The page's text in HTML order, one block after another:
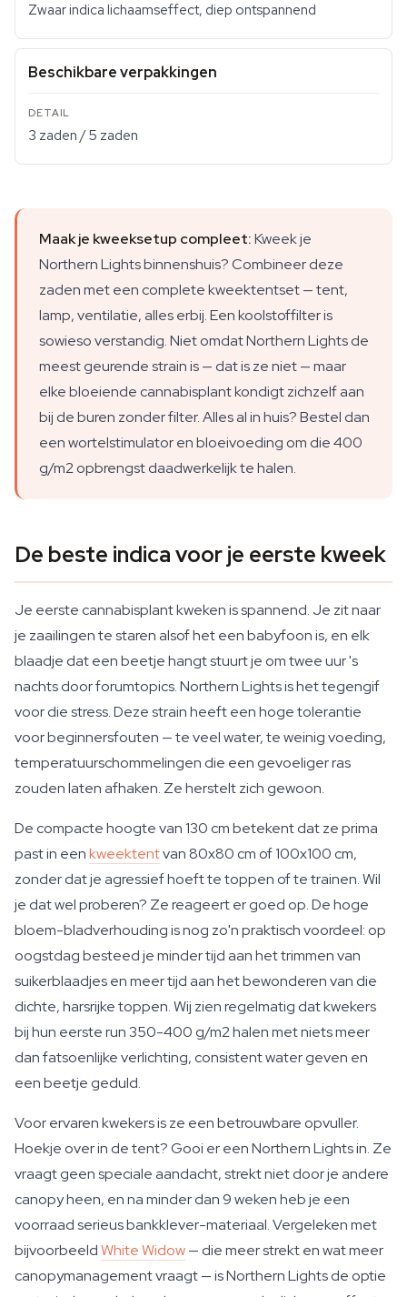
Zwaar indica lichaamseffect, diep ontspannend
Beschikbare verpakkingen
3 zaden / 5 zaden
Maak je kweeksetup compleet:Kweek je
Northern Lights binnenshuis? Combineer deze
zaden met een complete kweektentset — tent,
lamp, ventilatie, alles erbij. Een koolstoffilter is
sowieso verstandig. Niet omdat Northern Lights de
meest geurende strain is — dat is ze niet — maar
elke bloeiende cannabisplant kondigt zichzelf aan
bij de buren zonder filter. Alles al in huis? Bestel dan
een wortelstimulator en bloeivoeding om die 400
g/m2 opbrengst daadwerkelijk te halen.
De beste indica voor je eerste kweek
Je eerste cannabisplant kweken is spannend. Je zit naar
je zaailingen te staren alsof het een babyfoon is, en elk
blaadje dat een beetje hangt stuurt je om twee uur 's
nachts door forumtopics. Northern Lights is het tegengif
voor die stress. Deze strain heeft een hoge tolerantie
voor beginnersfouten — te veel water, te weinig voeding,
temperatuurschommelingen die een gevoeliger ras
zouden laten afhaken. Ze herstelt zich gewoon.
De compacte hoogte van 130 cm betekent dat ze prima
past in eenkweektentvan 80x80 cm of 100x100 cm,
zonder dat je agressief hoeft te toppen of te trainen. Wil
je dat wel proberen? Ze reageert er goed op. De hoge
bloem-bladverhouding is nog zo'n praktisch voordeel: op
oogstdag besteed je minder tijd aan het trimmen van
suikerblaadjes en meer tijd aan het bewonderen van die
dichte, harsrijke toppen. Wij zien regelmatig dat kwekers
bij hun eerste run 350-400 g/m2 halen met niets meer
dan fatsoenlijke verlichting, consistent water geven en
een beetje geduld.
Voor ervaren kwekers is ze een betrouwbare opvuller.
Hoekje over in de tent? Gooi er een Northern Lights in. Ze
vraagt geen speciale aandacht, strekt niet door je andere
canopy heen, en na minder dan 9 weken heb je een
voorraad serieus bankklever-materiaal. Vergeleken met
bijvoorbeeldWhite Widow— die meer strekt en wat meer
canopymanagement vraagt — is Northern Lights de optie